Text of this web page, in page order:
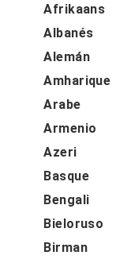
Afrikaans
Albanés
Alemán
Amharique
Arabe
Armenio
Azeri
Basque
Bengali
Bieloruso
Birman